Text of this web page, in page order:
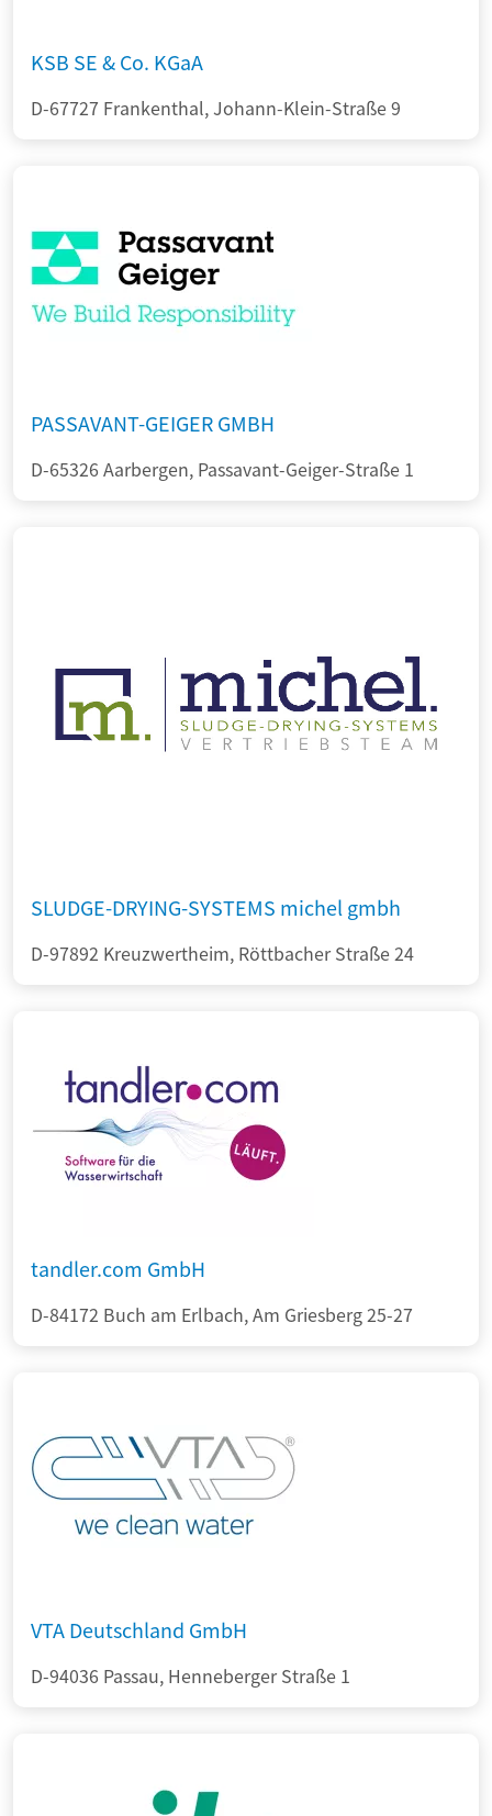
KSB SE & Co. KGaA
D-67727 Frankenthal, Johann-Klein-Straße 9
PASSAVANT-GEIGER GMBH
D-65326 Aarbergen, Passavant-Geiger-Straße 1
SLUDGE-DRYING-SYSTEMS michel gmbh
D-97892 Kreuzwertheim, Röttbacher Straße 24
tandler.com GmbH
D-84172 Buch am Erlbach, Am Griesberg 25-27
VTA Deutschland GmbH
D-94036 Passau, Henneberger Straße 1